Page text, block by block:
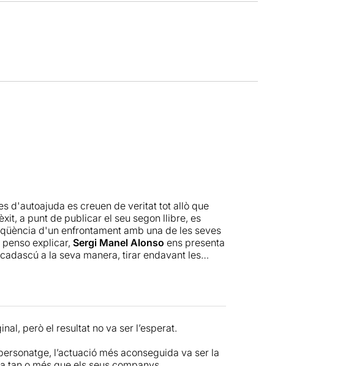
d'autoajuda es creuen de veritat tot allò que
a punt de publicar el seu segon llibre, es
d'un enfrontament amb una de les seves
explicar, Sergi Manel Alonso ens presenta
a la seva manera, tirar endavant les
però el resultat no va ser l’esperat.
l’actuació més aconseguida va ser la